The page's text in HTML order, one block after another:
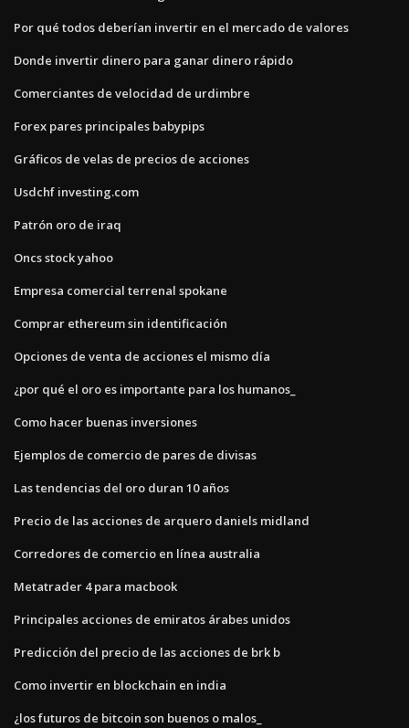
Por qué todos deberían invertir en el mercado de valores
Donde invertir dinero para ganar dinero rápido
Comerciantes de velocidad de urdimbre
Forex pares principales babypips
Gráficos de velas de precios de acciones
Usdchf investing.com
Patrón oro de iraq
Oncs stock yahoo
Empresa comercial terrenal spokane
Comprar ethereum sin identificación
Opciones de venta de acciones el mismo día
¿por qué el oro es importante para los humanos_
Como hacer buenas inversiones
Ejemplos de comercio de pares de divisas
Las tendencias del oro duran 10 años
Precio de las acciones de arquero daniels midland
Corredores de comercio en línea australia
Metatrader 4 para macbook
Principales acciones de emiratos árabes unidos
Predicción del precio de las acciones de brk b
Como invertir en blockchain en india
¿los futuros de bitcoin son buenos o malos_